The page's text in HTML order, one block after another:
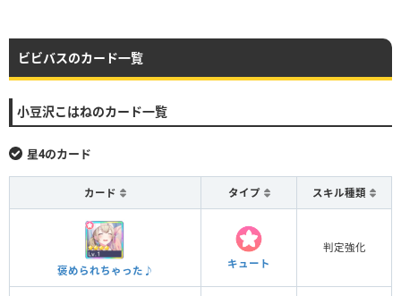
ビビバスのカード一覧
小豆沢こはねのカード一覧
星4のカード
カード タイプ スキル種類
褒められちゃった♪
キュート
判定強化